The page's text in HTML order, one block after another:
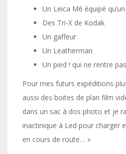
Un Leica M6 équipé
Des Tri-X de Kodak
Un gaffeur
Un Leatherman
Un pied ! qui ne rentre
Pour mes futurs expéditions
aussi des boites de plan film
dans un sac à dos photo et je
inactinique à Led pour charger
en cours de route… »